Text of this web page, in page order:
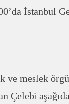
İstanbul
meslek
Çelebi